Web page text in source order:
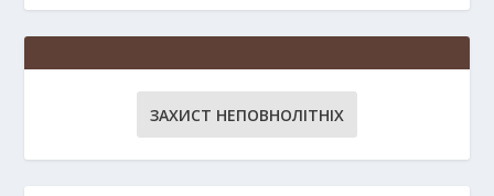
ЗАХИСТ НЕПОВНОЛІТНІХ